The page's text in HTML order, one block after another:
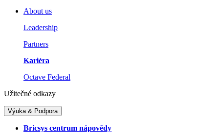
About us
Leadership
Partners
Kariéra
Octave Federal
Užitečné odkazy
Výuka & Podpora
Bricsys centrum nápovědy